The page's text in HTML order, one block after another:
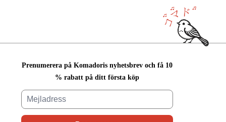
Prenumerera på Komadoris nyhetsbrev och få 10
% rabatt på ditt första köp